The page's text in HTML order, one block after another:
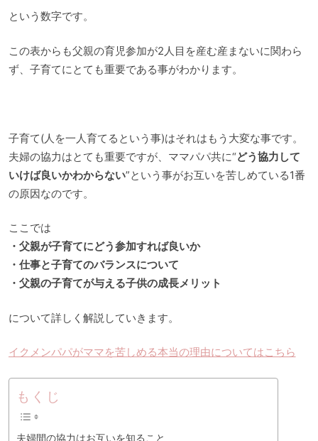
という数字です。
この表からも父親の育児参加が2人目を産む産まないに関わら
ず、子育てにとても重要である事がわかります。
子育て(人を一人育てるという事)はそれはもう大変な事です。
夫婦の協力はとても重要ですが、ママパパ共に“どう協力して
いけば良いかわからない”という事がお互いを苦しめている1番
の原因なのです。
ここでは
・父親が子育てにどう参加すれば良いか
・仕事と子育てのバランスについて
・父親の子育てが与える子供の成長メリット
について詳しく解説していきます。
イクメンパパがママを苦しめる本当の理由についてはこちら
もくじ
夫婦間の協力はお互いを知ること